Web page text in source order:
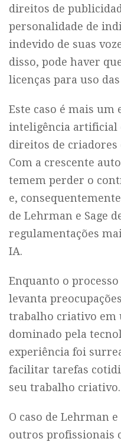
direitos de
personalidade de
indevido de suas
disso, pode haver
licenças para uso
Este caso é mais um
inteligência artificial
direitos de
Com a crescente
temem perder o
e,
de Lehrman e Sage
regulamentações
IA.
Enquanto o
levanta
trabalho criativo em
dominado pela
experiência foi
facilitar tarefas
seu trabalho criativo.
O caso de Lehrman
outros profissionais